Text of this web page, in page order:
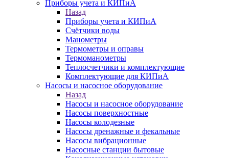
Приборы учета и КИПиА
Назад
Приборы учета и КИПиА
Счётчики воды
Манометры
Термометры и оправы
Термоманометры
Теплосчетчики и комплектующие
Комплектующие для КИПиА
Насосы и насосное оборудование
Назад
Насосы и насосное оборудование
Насосы поверхностные
Насосы колодезные
Насосы дренажные и фекальные
Насосы вибрационные
Насосные станции бытовые